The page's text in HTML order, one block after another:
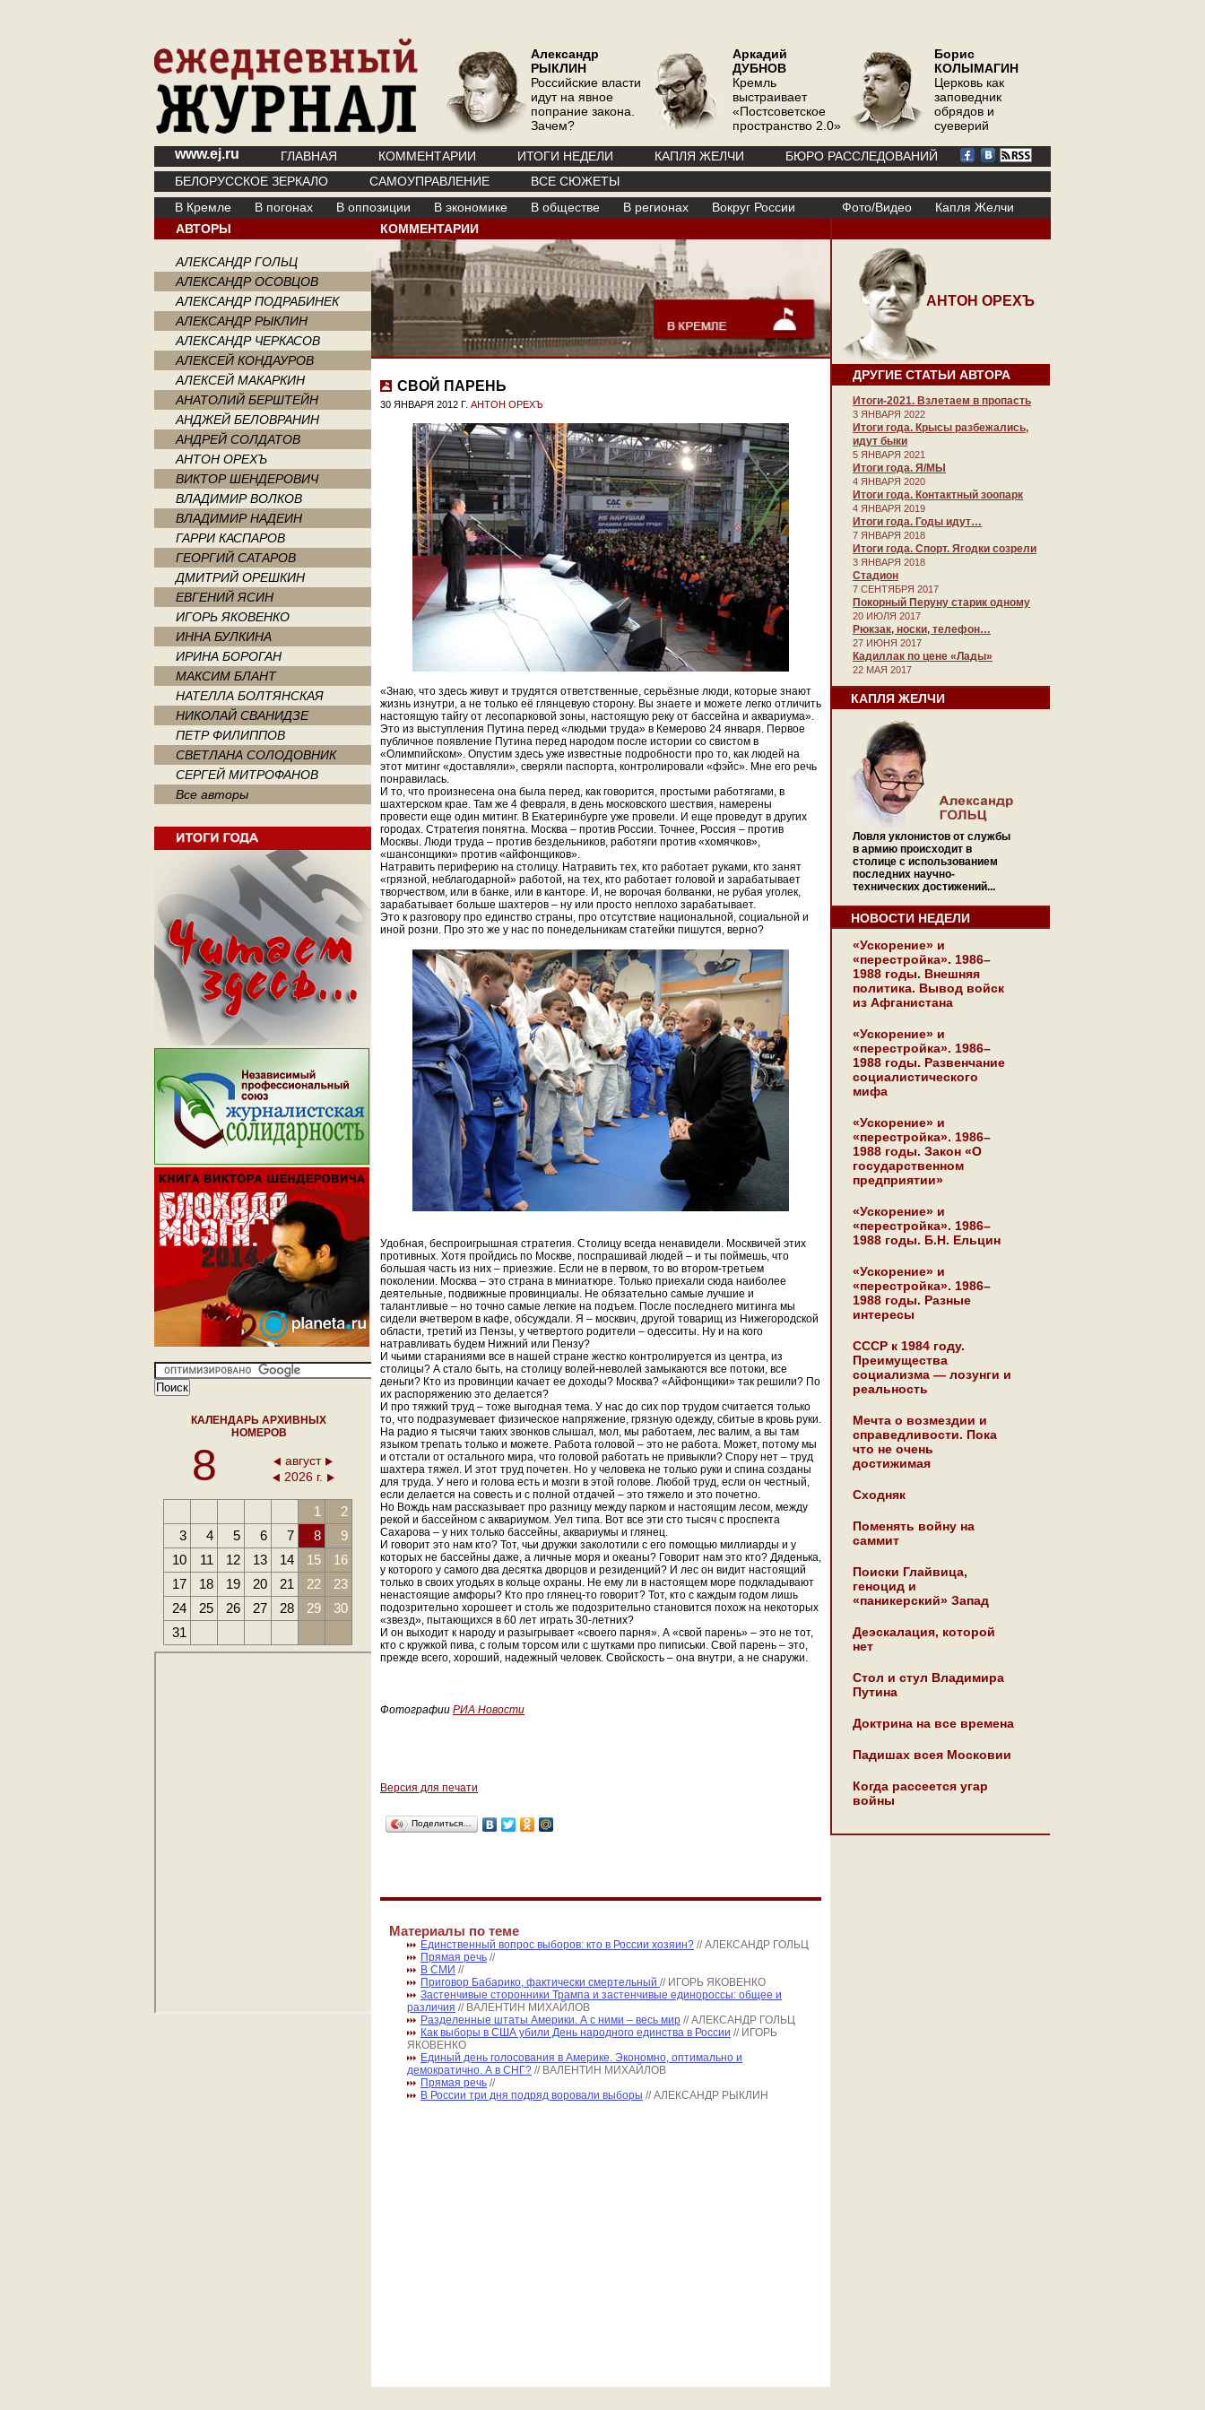
Александр
РЫКЛИН
Российские власти
идут на явное
попрание закона.
Зачем?
Аркадий
ДУБНОВ
Кремль
выстраивает
«Постсоветское
пространство 2.0»
Борис
КОЛЫМАГИН
Церковь как
заповедник
обрядов и
суеверий
www.ej.ru ГЛАВНАЯ КОММЕНТАРИИ ИТОГИ НЕДЕЛИ КАПЛЯ ЖЕЛЧИ
БЮРО РАССЛЕДОВАНИЙ
БЕЛОРУССКОЕ ЗЕРКАЛО
САМОУПРАВЛЕНИЕ
ВСЕ СЮЖЕТЫ
В Кремле
В погонах В оппозиции В экономике В обществе В регионах Вокруг России Фото/Видео
Капля Желчи
АВТОРЫ
АЛЕКСАНДР ГОЛЬЦ
АЛЕКСАНДР ОСОВЦОВ
АЛЕКСАНДР ПОДРАБИНЕК
АЛЕКСАНДР РЫКЛИН
АЛЕКСАНДР ЧЕРКАСОВ
АЛЕКСЕЙ КОНДАУРОВ
АЛЕКСЕЙ МАКАРКИН
АНАТОЛИЙ БЕРШТЕЙН
АНДЖЕЙ БЕЛОВРАНИН
АНДРЕЙ СОЛДАТОВ
АНТОН ОРЕХЪ
ВИКТОР ШЕНДЕРОВИЧ
ВЛАДИМИР ВОЛКОВ
ВЛАДИМИР НАДЕИН
ГАРРИ КАСПАРОВ
ГЕОРГИЙ САТАРОВ
ДМИТРИЙ ОРЕШКИН
ЕВГЕНИЙ ЯСИН
ИГОРЬ ЯКОВЕНКО
ИННА БУЛКИНА
ИРИНА БОРОГАН
МАКСИМ БЛАНТ
НАТЕЛЛА БОЛТЯНСКАЯ
НИКОЛАЙ СВАНИДЗЕ
ПЕТР ФИЛИППОВ
СВЕТЛАНА СОЛОДОВНИК
СЕРГЕЙ МИТРОФАНОВ
Все авторы
КАЛЕНДАРЬ АРХИВНЫХ
НОМЕРОВ
8
август
2026 г.
1
2
3
4 5 6 7 8
9
10
11 12 13 14 15
16
17
18 19 20 21 22
23
24
25 26 27 28 29
30
31
КОММЕНТАРИИ
СВОЙ ПАРЕНЬ
30 ЯНВАРЯ 2012 Г. АНТОН ОРЕХЪ
«Знаю, что здесь живут и трудятся ответственные, серьёзные люди, которые знают
жизнь изнутри, а не только её глянцевую сторону. Вы знаете и можете легко отличить
настоящую тайгу от лесопарковой зоны, настоящую реку от бассейна и аквариума».
Это из выступления Путина перед «людьми труда» в Кемерово 24 января. Первое
публичное появление Путина перед народом после истории со свистом в
«Олимпийском». Опустим здесь уже известные подробности про то, как людей на
этот митинг «доставляли», сверяли паспорта, контролировали «фэйс». Мне его речь
понравилась.
И то, что произнесена она была перед, как говорится, простыми работягами, в
шахтерском крае. Там же 4 февраля, в день московского шествия, намерены
провести еще один митинг. В Екатеринбурге уже провели. И еще проведут в других
городах. Стратегия понятна. Москва – против России. Точнее, Россия – против
Москвы. Люди труда – против бездельников, работяги против «хомячков»,
«шансонщики» против «айфонщиков».
Натравить периферию на столицу. Натравить тех, кто работает руками, кто занят
«грязной, неблагодарной» работой, на тех, кто работает головой и зарабатывает
творчеством, или в банке, или в канторе. И, не ворочая болванки, не рубая уголек,
зарабатывает больше шахтеров – ну или просто неплохо зарабатывает.
Это к разговору про единство страны, про отсутствие национальной, социальной и
иной розни. Про это же у нас по понедельникам статейки пишутся, верно?
Удобная, беспроигрышная стратегия. Столицу всегда ненавидели. Москвичей этих
противных. Хотя пройдись по Москве, поспрашивай людей – и ты поймешь, что
большая часть из них – приезжие. Если не в первом, то во втором-третьем
поколении. Москва – это страна в миниатюре. Только приехали сюда наиболее
деятельные, подвижные провинциалы. Не обязательно самые лучшие и
талантливые – но точно самые легкие на подъем. После последнего митинга мы
сидели вчетвером в кафе, обсуждали. Я – москвич, другой товарищ из Нижегородской
области, третий из Пензы, у четвертого родители – одесситы. Ну и на кого
натравливать будем Нижний или Пензу?
И чьими стараниями все в нашей стране жестко контролируется из центра, из
столицы? А стало быть, на столицу волей-неволей замыкаются все потоки, все
деньги? Кто из провинции качает ее доходы? Москва? «Айфонщики» так решили? По
их распоряжению это делается?
И про тяжкий труд – тоже выгодная тема. У нас до сих пор трудом считается только
то, что подразумевает физическое напряжение, грязную одежду, сбитые в кровь руки.
На радио я тысячи таких звонков слышал, мол, мы работаем, лес валим, а вы там
языком трепать только и можете. Работа головой – это не работа. Может, потому мы
и отстали от остального мира, что головой работать не привыкли? Спору нет – труд
шахтера тяжел. И этот труд почетен. Но у человека не только руки и спина созданы
для труда. У него и голова есть и мозги в этой голове. Любой труд, если он честный,
если делается на совесть и с полной отдачей – это тяжело и это почетно.
Но Вождь нам рассказывает про разницу между парком и настоящим лесом, между
рекой и бассейном с аквариумом. Уел типа. Вот все эти сто тысяч с проспекта
Сахарова – у них только бассейны, аквариумы и глянец.
И говорит это нам кто? Тот, чьи дружки заколотили с его помощью миллиарды и у
которых не бассейны даже, а личные моря и океаны? Говорит нам это кто? Дяденька,
у которого у самого два десятка дворцов и резиденций? И лес он видит настоящий
только в своих угодьях в кольце охраны. Не ему ли в настоящем море подкладывают
ненастоящие амфоры? Кто про глянец-то говорит? Тот, кто с каждым годом лишь
подозрительно хорошеет и столь же подозрительно становится похож на некоторых
«звезд», пытающихся в 60 лет играть 30-летних?
И он выходит к народу и разыгрывает «своего парня». А «свой парень» – это не тот,
кто с кружкой пива, с голым торсом или с шутками про пиписьки. Свой парень – это,
прежде всего, хороший, надежный человек. Свойскость – она внутри, а не снаружи.
Фотографии РИА Новости
Версия для печати
Поделиться…
Материалы по теме
Единственный вопрос выборов: кто в России хозяин? // АЛЕКСАНДР ГОЛЬЦ
Прямая речь //
В СМИ //
Приговор Бабарико, фактически смертельный // ИГОРЬ ЯКОВЕНКО
Застенчивые сторонники Трампа и застенчивые единороссы: общее и
различия // ВАЛЕНТИН МИХАЙЛОВ
Разделенные штаты Америки. А с ними – весь мир // АЛЕКСАНДР ГОЛЬЦ
Как выборы в США убили День народного единства в России // ИГОРЬ
ЯКОВЕНКО
Единый день голосования в Америке. Экономно, оптимально и
демократично. А в СНГ? // ВАЛЕНТИН МИХАЙЛОВ
Прямая речь //
В России три дня подряд воровали выборы // АЛЕКСАНДР РЫКЛИН
АНТОН ОРЕХЪ
ДРУГИЕ СТАТЬИ АВТОРА
Итоги-2021. Взлетаем в пропасть
3 ЯНВАРЯ 2022
Итоги года. Крысы разбежались,
идут быки
5 ЯНВАРЯ 2021
Итоги года. Я/МЫ
4 ЯНВАРЯ 2020
Итоги года. Контактный зоопарк
4 ЯНВАРЯ 2019
Итоги года. Годы идут…
7 ЯНВАРЯ 2018
Итоги года. Спорт. Ягодки созрели
3 ЯНВАРЯ 2018
Стадион
7 СЕНТЯБРЯ 2017
Покорный Перуну старик одному
20 ИЮЛЯ 2017
Рюкзак, носки, телефон…
27 ИЮНЯ 2017
Кадиллак по цене «Лады»
22 МАЯ 2017
КАПЛЯ ЖЕЛЧИ
Ловля уклонистов от службы
в армию происходит в
столице с использованием
последних научно-
технических достижений...
НОВОСТИ НЕДЕЛИ
«Ускорение» и
«перестройка». 1986–
1988 годы. Внешняя
политика. Вывод войск
из Афганистана
«Ускорение» и
«перестройка». 1986–
1988 годы. Развенчание
социалистического
мифа
«Ускорение» и
«перестройка». 1986–
1988 годы. Закон «О
государственном
предприятии»
«Ускорение» и
«перестройка». 1986–
1988 годы. Б.Н. Ельцин
«Ускорение» и
«перестройка». 1986–
1988 годы. Разные
интересы
СССР к 1984 году.
Преимущества
социализма — лозунги и
реальность
Мечта о возмездии и
справедливости. Пока
что не очень
достижимая
Сходняк
Поменять войну на
саммит
Поиски Глайвица,
геноцид и
«паникерский» Запад
Деэскалация, которой
нет
Стол и стул Владимира
Путина
Доктрина на все времена
Падишах всея Московии
Когда рассеется угар
войны